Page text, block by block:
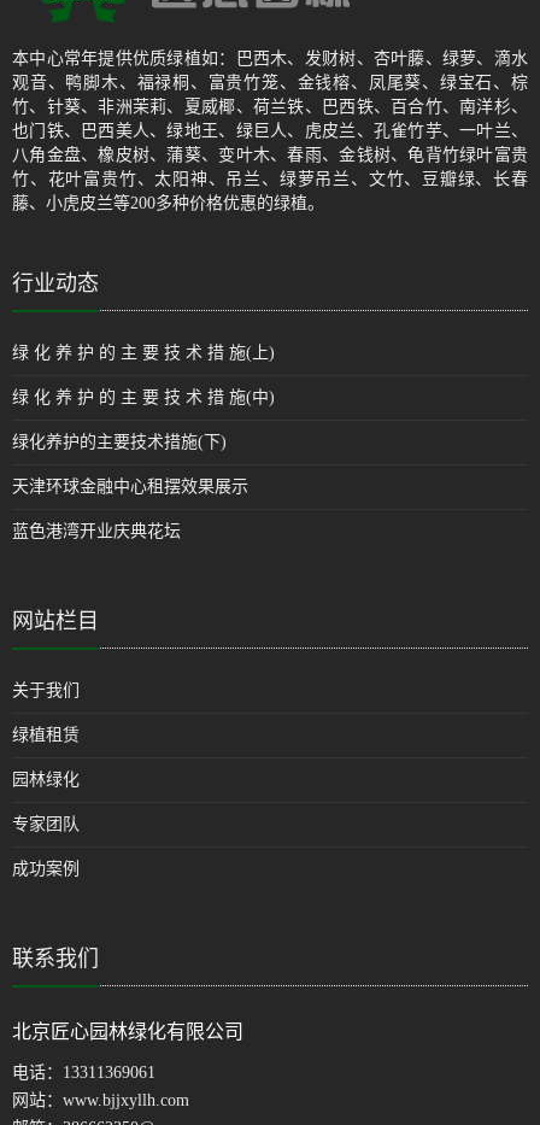
本中心常年提供优质绿植如：巴西木、发财树、杏叶藤、绿萝、滴水
观音、鸭脚木、福禄桐、富贵竹笼、金钱榕、凤尾葵、绿宝石、棕
竹、针葵、非洲茉莉、夏威椰、荷兰铁、巴西铁、百合竹、南洋杉、
也门铁、巴西美人、绿地王、绿巨人、虎皮兰、孔雀竹芋、一叶兰、
八角金盘、橡皮树、蒲葵、变叶木、春雨、金钱树、龟背竹绿叶富贵
竹、花叶富贵竹、太阳神、吊兰、绿萝吊兰、文竹、豆瓣绿、长春
藤、小虎皮兰等200多种价格优惠的绿植。
行业动态
绿 化 养 护 的 主 要 技 术 措 施(上)
绿 化 养 护 的 主 要 技 术 措 施(中)
绿化养护的主要技术措施(下)
天津环球金融中心租摆效果展示
蓝色港湾开业庆典花坛
网站栏目
关于我们
绿植租赁
园林绿化
专家团队
成功案例
联系我们
北京匠心园林绿化有限公司
电话： 13311369061
网站： www.bjjxyllh.com